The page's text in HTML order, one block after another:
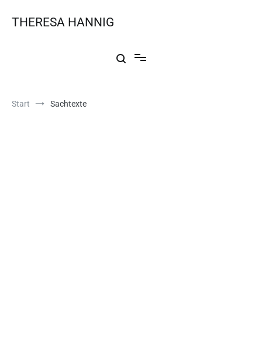
THERESA HANNIG
Start Sachtexte